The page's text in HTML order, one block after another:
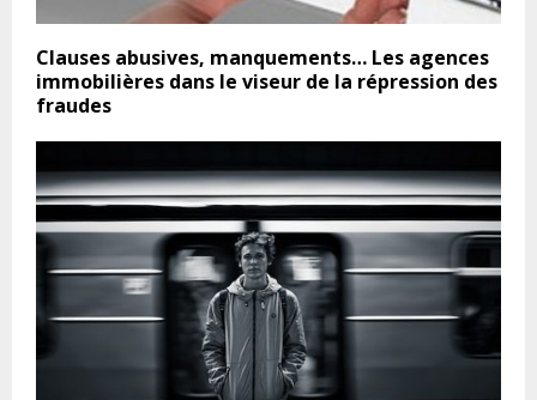
Clauses abusives, manquements… Les agences
immobilières dans le viseur de la répression des
fraudes